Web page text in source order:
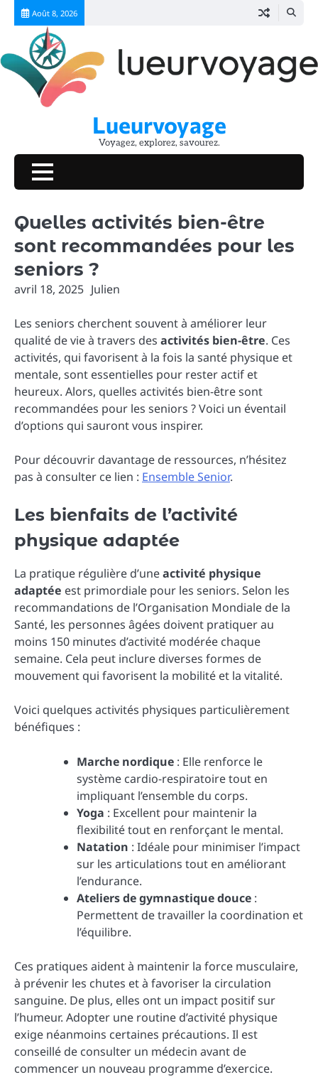
Skip
content
Août 8, 2026
Lueurvoyage
Voyagez, explorez, savourez.
Quelles activités bien-être
sont recommandées pour les
seniors ?
avril 18, 2025 Julien
Les seniors cherchent souvent à améliorer leur
qualité de vie à travers des activités bien-être. Ces
activités, qui favorisent à la fois la santé physique et
mentale, sont essentielles pour rester actif et
heureux. Alors, quelles activités bien-être sont
recommandées pour les seniors ? Voici un éventail
d’options qui sauront vous inspirer.
Pour découvrir davantage de ressources, n’hésitez
pas à consulter ce lien : Ensemble Senior.
Les bienfaits de l’activité
physique adaptée
La pratique régulière d’uneactivité physique
adaptée est primordiale pour les seniors. Selon les
recommandations de l’Organisation Mondiale de la
Santé, les personnes âgées doivent pratiquer au
moins 150 minutes d’activité modérée chaque
semaine. Cela peut inclure diverses formes de
mouvement qui favorisent la mobilité et la vitalité.
Voici quelques activités physiques particulièrement
bénéfiques :
Marche nordique : Elle renforce le
système cardio-respiratoire tout en
impliquant l’ensemble du corps.
Yoga : Excellent pour maintenir la
flexibilité tout en renforçant le mental.
Natation : Idéale pour minimiser l’impact
sur les articulations tout en améliorant
l’endurance.
Ateliers de gymnastique douce :
Permettent de travailler la coordination et
l’équilibre.
Ces pratiques aident à maintenir la force musculaire,
à prévenir les chutes et à favoriser la circulation
sanguine. De plus, elles ont un impact positif sur
l’humeur. Adopter une routine d’activité physique
exige néanmoins certaines précautions. Il est
conseillé de consulter un médecin avant de
commencer un nouveau programme d’exercice.